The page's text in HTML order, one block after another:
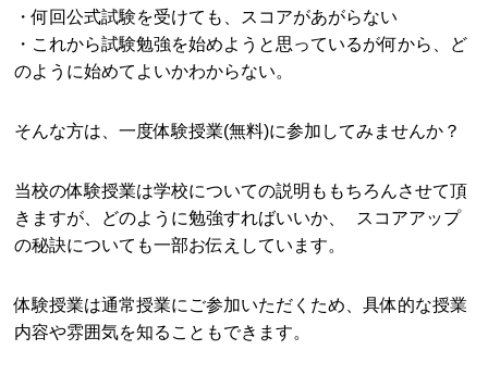
・何回公式試験を受けても、スコアがあがらない
・これから試験勉強を始めようと思っているが何から、ど
のように始めてよいかわからない。
そんな方は、一度体験授業(無料)に参加してみませんか？
当校の体験授業は学校についての説明ももちろんさせて頂
きますが、どのように勉強すればいいか、 スコアアップ
の秘訣についても一部お伝えしています。
体験授業は通常授業にご参加いただくため、具体的な授業
内容や雰囲気を知ることもできます。